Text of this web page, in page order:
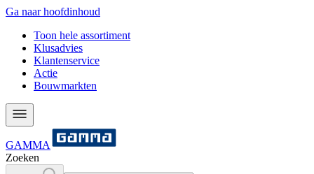
Ga naar hoofdinhoud
Toon hele assortiment
Klusadvies
Klantenservice
Actie
Bouwmarkten
GAMMA
Zoeken